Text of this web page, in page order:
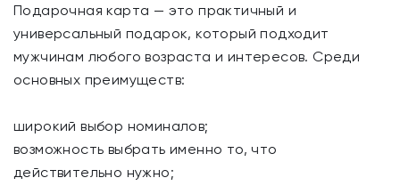
Подарочная карта — это практичный и
универсальный подарок, который подходит
мужчинам любого возраста и интересов. Среди
основных преимуществ:
широкий выбор номиналов;
возможность выбрать именно то, что
действительно нужно;